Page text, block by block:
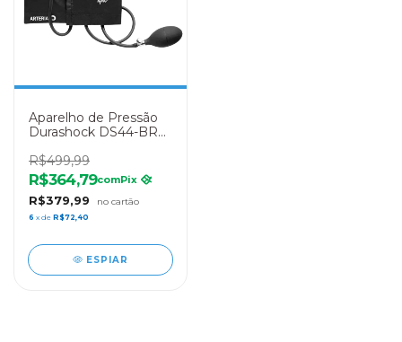
Aparelho de Pressão
Durashock DS44-BR
R$499,99
R$379,99
R$364,79comPix
6 x de R$72,40
ESPIAR